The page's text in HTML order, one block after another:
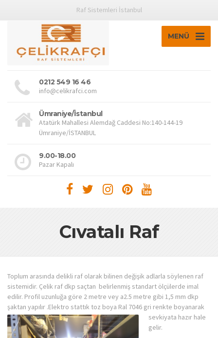
Raf Sistemleri İstanbul
MENÜ
0212 549 16 46
info@celikrafci.com
Ümraniye/İstanbul
Atatürk Mahallesi Alemdağ Caddesi No:140-144-19
Ümraniye/İSTANBUL
9.00-18.00
Pazar Kapalı
Cıvatalı Raf
Toplum arasında delikli raf olarak bilinen değişik adlarla söylenen raf
sistemidir. Çelik raf dkp saçtan belirlenmiş standart ölçülerde imal
edilir. Profil uzunluğa göre 2 metre vey a2.5 metre gibi 1,5 mm dkp
şaktan yapılır .Elektro stattık toz boya Ral 7046 gri renkte boyanarak
sevkiyata hazır hale
gelir.